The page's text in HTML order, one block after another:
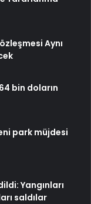
Aynı
bin doların
park müjdesi
Yangınları
saldılar